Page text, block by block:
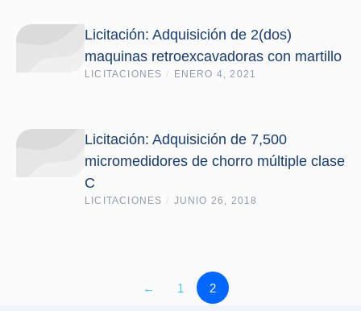
Licitación: Adquisición de 2(dos)
maquinas retroexcavadoras con martillo
LICITACIONES / ENERO 4, 2021
Licitación: Adquisición de 7,500
micromedidores de chorro múltiple clase
C
LICITACIONES / JUNIO 26, 2018
← 1 2